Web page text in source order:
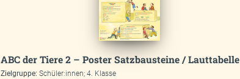
ABC der Tiere 2 – Poster Satzbausteine / Lauttabelle
Zielgruppe:Schüler:innen; 4. Klasse